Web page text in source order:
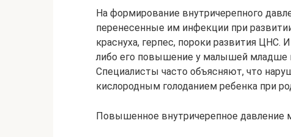
На формирование внутричерепного
перенесенные им инфекции при
краснуха, герпес, пороки развития ЦНС.
либо его повышение у малышей младше
Специалисты часто объясняют, что
кислородным голоданием ребенка при
Повышенное внутричерепное